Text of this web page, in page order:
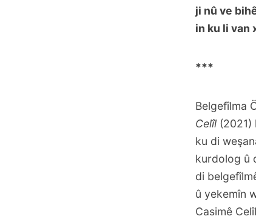
ji nû ve
in ku li van
***
Belgefîlma
Celîl (2021)
ku di
kurdolog û
di
û yekemîn
Casimê